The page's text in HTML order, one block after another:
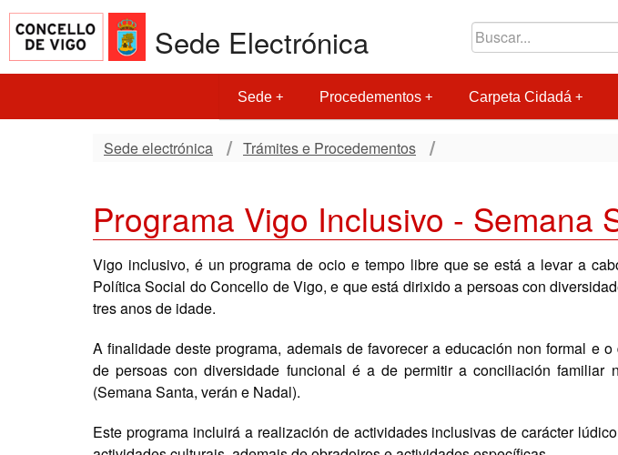
Sede Electrónica
Sede Procedementos Carpeta Cidadá
Sede electrónica Trámites e Procedementos
Programa Vigo Inclusivo - Semana
Vigo inclusivo, é un programa de ocio e tempo libre que se está a levar a
Política Social do Concello de Vigo, e que está dirixido a persoas con
tres anos de idade.
A finalidade deste programa, ademais de favorecer a educación non formal e
de persoas con diversidade funcional é a de permitir a conciliación familiar
(Semana Santa, verán e Nadal).
Este programa incluirá a realización de actividades inclusivas de carácter